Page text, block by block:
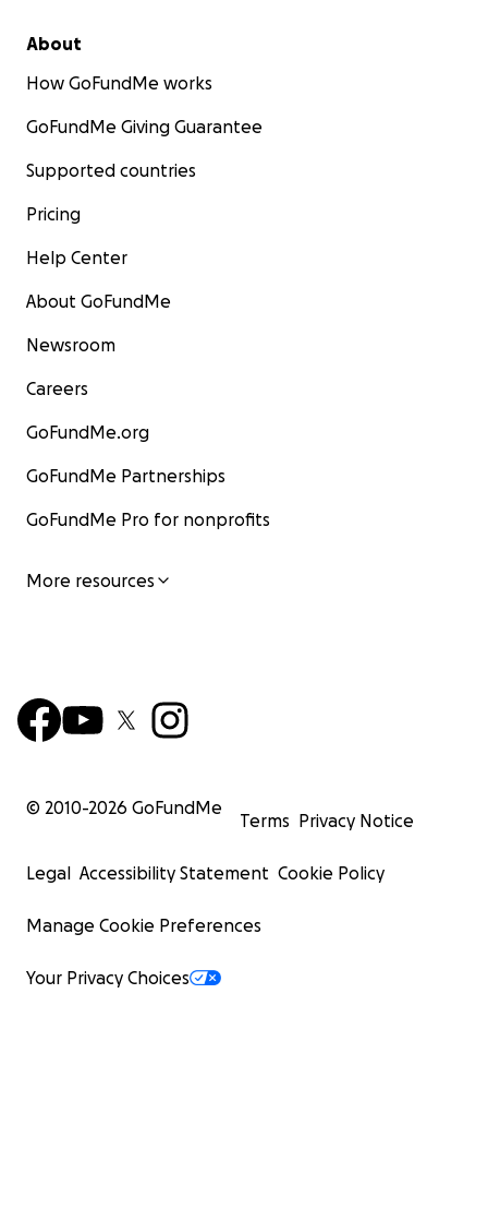
About
How GoFundMe works
GoFundMe Giving Guarantee
Supported countries
Pricing
Help Center
About GoFundMe
Newsroom
Careers
GoFundMe.org
GoFundMe Partnerships
GoFundMe Pro for nonprofits
More resources
© 2010-2026 GoFundMe
Terms Privacy Notice
Legal Accessibility Statement Cookie Policy
Manage Cookie Preferences
Your Privacy Choices